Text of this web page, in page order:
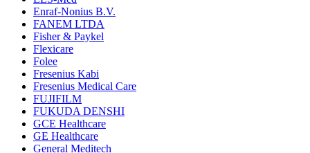
Enraf-Nonius B.V.
FANEM LTDA
Fisher & Paykel
Flexicare
Folee
Fresenius Kabi
Fresenius Medical Care
FUJIFILM
FUKUDA DENSHI
GCE Healthcare
GE Healthcare
General Meditech